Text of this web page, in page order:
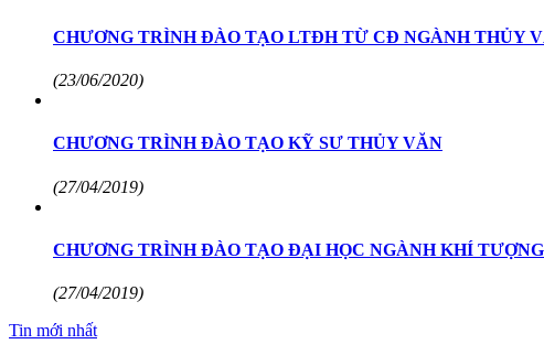
CHƯƠNG TRÌNH ĐÀO TẠO LTĐH TỪ CĐ NGÀNH THỦY
(23/06/2020)
CHƯƠNG TRÌNH ĐÀO TẠO KỸ SƯ THỦY VĂN
(27/04/2019)
CHƯƠNG TRÌNH ĐÀO TẠO ĐẠI HỌC NGÀNH KHÍ
(27/04/2019)
Tin mới nhất